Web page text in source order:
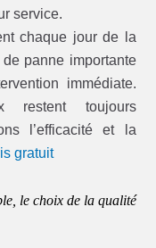
service.
chaque jour de la
panne importante
immédiate.
toujours
l’efficacité et la
gratuit
le choix de la qualité